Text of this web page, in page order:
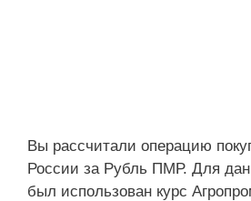
Вы рассчитали операцию
России за Рубль ПМР. Для
был использован курс